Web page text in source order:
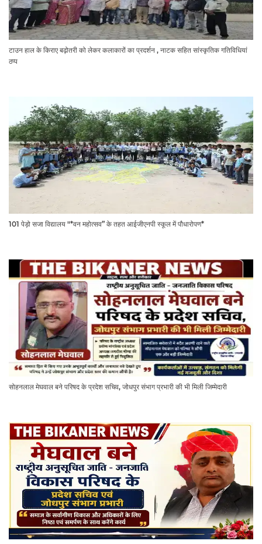
टाउन हाल के किराए बढ़ोतरी को लेकर कलाकारों का प्रदर्शन , नाटक सहित सांस्कृतिक गतिविधियां
ठप्प
101 पेड़ो सजा विद्यालय "*वन महोत्सव” के तहत आईजीएनपी स्कूल में पौधारोपण*
सोहनलाल मेघवाल बने परिषद के प्रदेश सचिव, जोधपुर संभाग प्रभारी की भी मिली जिम्मेदारी